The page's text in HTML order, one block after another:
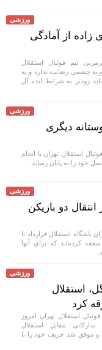
ورزشی
زاده از آمادگی
تیم فوتبال استقلال
چشمی رضایت ندارد و به
زودتر به شرایط ایده آل
ورزشی
دیگری
استقلال تهران با انجام
خود را به پایان رساند.
ورزشی
دو بازیکن
باشگاه استقلال قرارداد با
کرده‌اند که برای آنها
ورزشی
استقلال
کرد
فوتبال استقلال تهران امروز
مقابل استقلال
و موفق شد حریف خود را با